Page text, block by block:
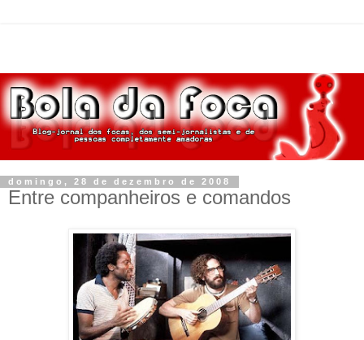
domingo, 28 de dezembro de 2008
Entre companheiros e comandos